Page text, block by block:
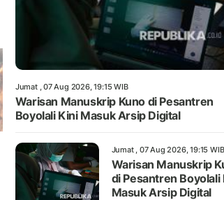
Jumat , 07 Aug 2026, 19:15 WIB
Warisan Manuskrip Kuno di Pesantren
Boyolali Kini Masuk Arsip Digital
Jumat , 07 Aug 2026, 19:15 WIB
Warisan Manuskrip
di Pesantren Boyolali
Masuk Arsip Digital